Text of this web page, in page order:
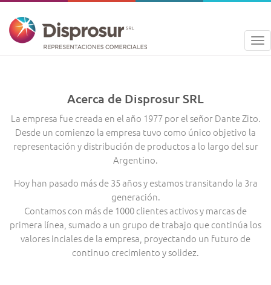
Acerca de Disprosur SRL
La empresa fue creada en el año 1977 por el señor Dante Zito.
Desde un comienzo la empresa tuvo como único objetivo la
representación y distribución de productos a lo largo del sur
Argentino.
Hoy han pasado más de 35 años y estamos transitando la 3ra
generación.
Contamos con más de 1000 clientes activos y marcas de
primera línea, sumado a un grupo de trabajo que continúa los
valores inciales de la empresa, proyectando un futuro de
continuo crecimiento y solidez.